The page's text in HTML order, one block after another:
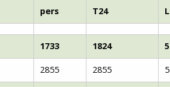
OIL
pers T24
1733 1824 5
2855 2855 5